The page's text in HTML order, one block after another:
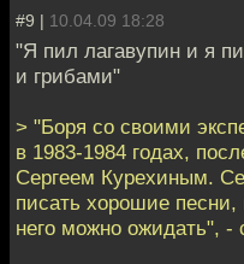
#9 | 10.04.09 18:28
"Я пил лагавупин и я
и грибами"
> "Боря со своими
в 1983-1984 годах,
Сергеем Курехиным.
писать хорошие песни,
него можно ожидать", -